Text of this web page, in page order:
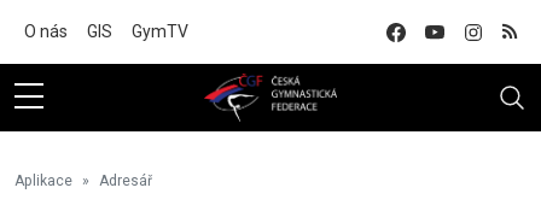
O nás GIS GymTV
Aplikace Adresář